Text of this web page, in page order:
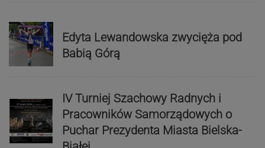
Edyta Lewandowska zwycięża pod
Babią Górą
IV Turniej Szachowy Radnych i
Pracowników Samorządowych o
Puchar Prezydenta Miasta Bielska-